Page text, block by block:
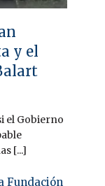
y el
el Gobierno
[...]
Fundación